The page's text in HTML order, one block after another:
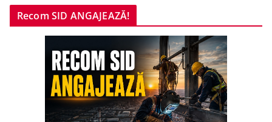
Recom SID ANGAJEAZĂ!